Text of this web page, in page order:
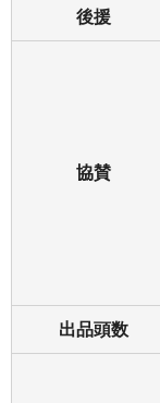
後援
協賛
出品頭数